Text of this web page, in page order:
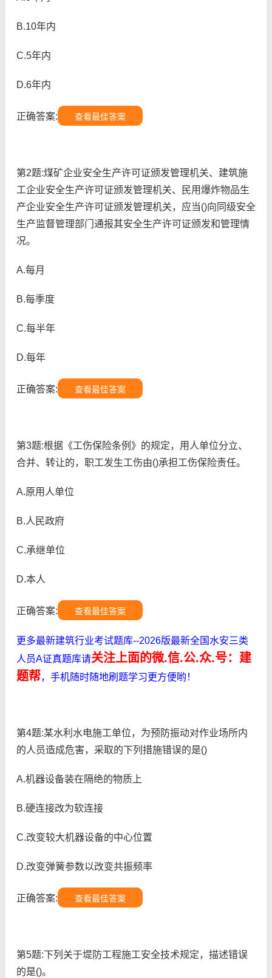
B.10年内
C.5年内
D.6年内
正确答案: 查看最佳答案
第2题:煤矿企业安全生产许可证颁发管理机关、建筑施
工企业安全生产许可证颁发管理机关、民用爆炸物品生
产企业安全生产许可证颁发管理机关，应当()向同级安全
生产监督管理部门通报其安全生产许可证颁发和管理情
况。
A.每月
B.每季度
C.每半年
D.每年
正确答案: 查看最佳答案
第3题:根据《工伤保险条例》的规定，用人单位分立、
合并、转让的，职工发生工伤由()承担工伤保险责任。
A.原用人单位
B.人民政府
C.承继单位
D.本人
正确答案: 查看最佳答案
更多最新建筑行业考试题库--2026版最新全国水安三类
人员A证真题库请关注上面的微.信.公.众.号：建
题帮，手机随时随地刷题学习更方便哟！
第4题:某水利水电施工单位，为预防振动对作业场所内
的人员造成危害，采取的下列措施错误的是()
A.机器设备装在隔绝的物质上
B.硬连接改为软连接
C.改变较大机器设备的中心位置
D.改变弹簧参数以改变共振频率
正确答案: 查看最佳答案
第5题:下列关于堤防工程施工安全技术规定，描述错误
的是()。